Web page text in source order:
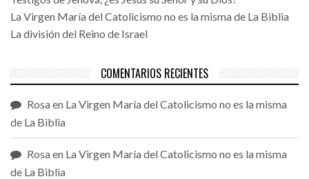
La Virgen María del Catolicismo no es la misma de La Biblia
La división del Reino de Israel
COMENTARIOS RECIENTES
Rosaen La Virgen María del Catolicismo no es la misma
de La Biblia
Rosaen La Virgen María del Catolicismo no es la misma
de La Biblia